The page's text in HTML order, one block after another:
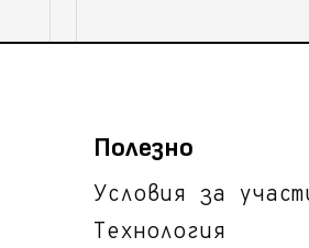
Полезно
Условия за
Технология